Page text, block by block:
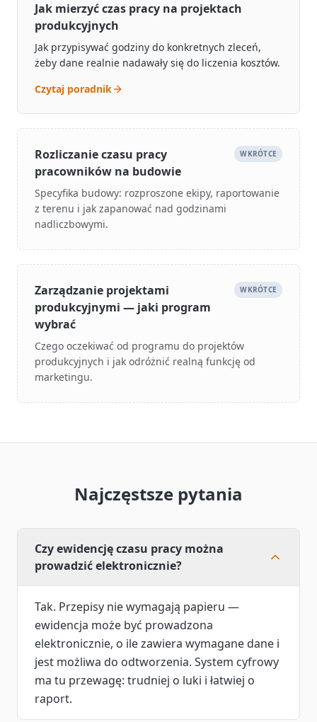
Jak mierzyć czas pracy na projektach
produkcyjnych
Jak przypisywać godziny do konkretnych zleceń,
żeby dane realnie nadawały się do liczenia kosztów.
Czytaj poradnik
Rozliczanie czasu pracy
pracowników na budowie
WKRÓTCE
Specyfika budowy: rozproszone ekipy, raportowanie
z terenu i jak zapanować nad godzinami
nadliczbowymi.
Zarządzanie projektami
produkcyjnymi — jaki program
wybrać
WKRÓTCE
Czego oczekiwać od programu do projektów
produkcyjnych i jak odróżnić realną funkcję od
marketingu.
Najczęstsze pytania
Czy ewidencję czasu pracy można
prowadzić elektronicznie?
Tak. Przepisy nie wymagają papieru —
ewidencja może być prowadzona
elektronicznie, o ile zawiera wymagane dane i
jest możliwa do odtworzenia. System cyfrowy
ma tu przewagę: trudniej o luki i łatwiej o
raport.